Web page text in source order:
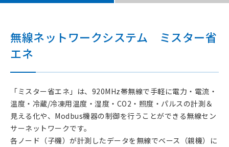
無線ネットワークシステム ミスター省
エネ
「ミスター省エネ」は、920MHz帯無線で手軽に電力・電流・
温度・冷蔵/冷凍用温度・湿度・CO2・照度・パルスの計測＆
見える化や、Modbus機器の制御を行うことができる無線セン
サーネットワークです。
各ノード（子機）が計測したデータを無線でベース（親機）に